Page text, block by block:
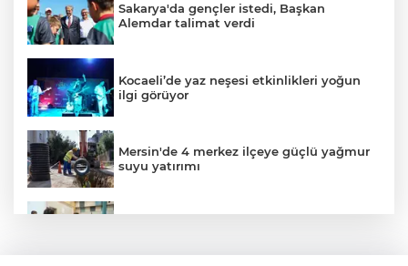
Sakarya'da gençler istedi, Başkan
Alemdar talimat verdi
Kocaeli’de yaz neşesi etkinlikleri yoğun
ilgi görüyor
Mersin'de 4 merkez ilçeye güçlü yağmur
suyu yatırımı